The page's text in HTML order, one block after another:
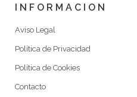
INFORMACION
Aviso Legal
Política de Privacidad
Política de Cookies
Contacto